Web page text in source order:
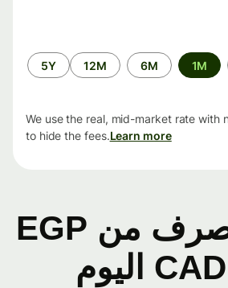
1M
6M
12M
5Y
We use the real, mid-market rate
to hide the fees.Learn more
أسعار الصرف من EGP